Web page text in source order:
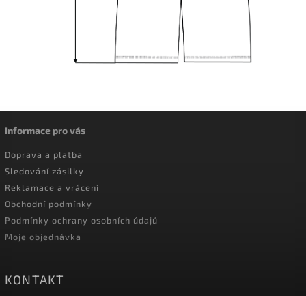
Informace pro vás
Doprava a platba
Sledování zásilky
Reklamace a vrácení
Obchodní podmínky
Podmínky ochrany osobních údajů
Moje objednávka
KONTAKT